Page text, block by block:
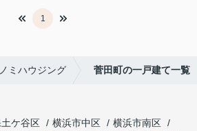
1
ミハウジング 菅田町の一戸建て一覧
ケ谷区 横浜市中区
横浜市南区